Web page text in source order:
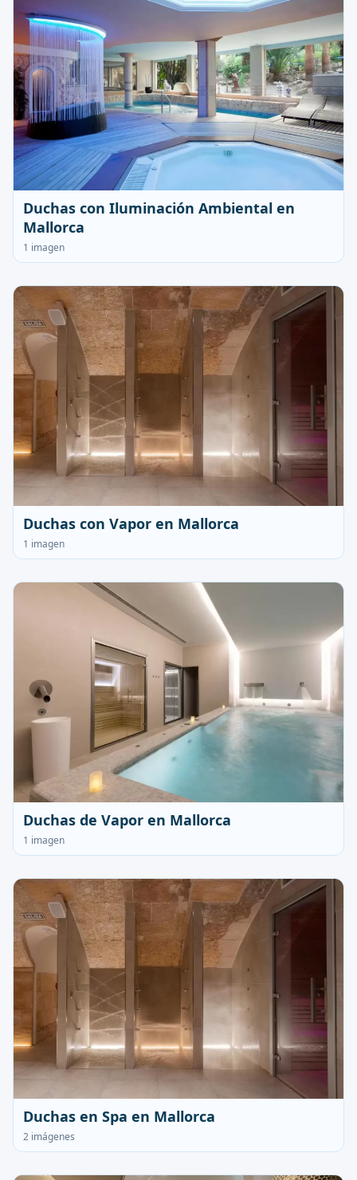
Duchas con Iluminación Ambiental en
Mallorca
1 imagen
Duchas con Vapor en Mallorca
1 imagen
Duchas de Vapor en Mallorca
1 imagen
Duchas en Spa en Mallorca
2 imágenes